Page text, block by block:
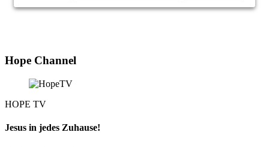
Hope Channel
HOPE TV
Jesus in jedes Zuhause!